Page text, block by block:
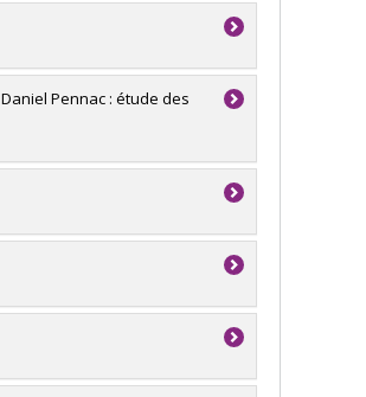
Pennac : étude des